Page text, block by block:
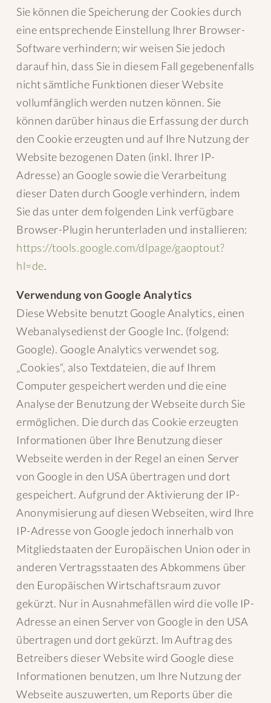
Sie können die Speicherung der Cookies durch
eine entsprechende Einstellung Ihrer Browser-
Software verhindern; wir weisen Sie jedoch
darauf hin, dass Sie in diesem Fall gegebenenfalls
nicht sämtliche Funktionen dieser Website
vollumfänglich werden nutzen können. Sie
können darüber hinaus die Erfassung der durch
den Cookie erzeugten und auf Ihre Nutzung der
Website bezogenen Daten (inkl. Ihrer IP-
Adresse) an Google sowie die Verarbeitung
dieser Daten durch Google verhindern, indem
Sie das unter dem folgenden Link verfügbare
Browser-Plugin herunterladen und installieren:
https://tools.google.com/dlpage/gaoptout?
hl=de.
Verwendung von Google Analytics
Diese Website benutzt Google Analytics, einen
Webanalysedienst der Google Inc. (folgend:
Google). Google Analytics verwendet sog.
„Cookies“, also Textdateien, die auf Ihrem
Computer gespeichert werden und die eine
Analyse der Benutzung der Webseite durch Sie
ermöglichen. Die durch das Cookie erzeugten
Informationen über Ihre Benutzung dieser
Webseite werden in der Regel an einen Server
von Google in den USA übertragen und dort
gespeichert. Aufgrund der Aktivierung der IP-
Anonymisierung auf diesen Webseiten, wird Ihre
IP-Adresse von Google jedoch innerhalb von
Mitgliedstaaten der Europäischen Union oder in
anderen Vertragsstaaten des Abkommens über
den Europäischen Wirtschaftsraum zuvor
gekürzt. Nur in Ausnahmefällen wird die volle IP-
Adresse an einen Server von Google in den USA
übertragen und dort gekürzt. Im Auftrag des
Betreibers dieser Website wird Google diese
Informationen benutzen, um Ihre Nutzung der
Webseite auszuwerten, um Reports über die